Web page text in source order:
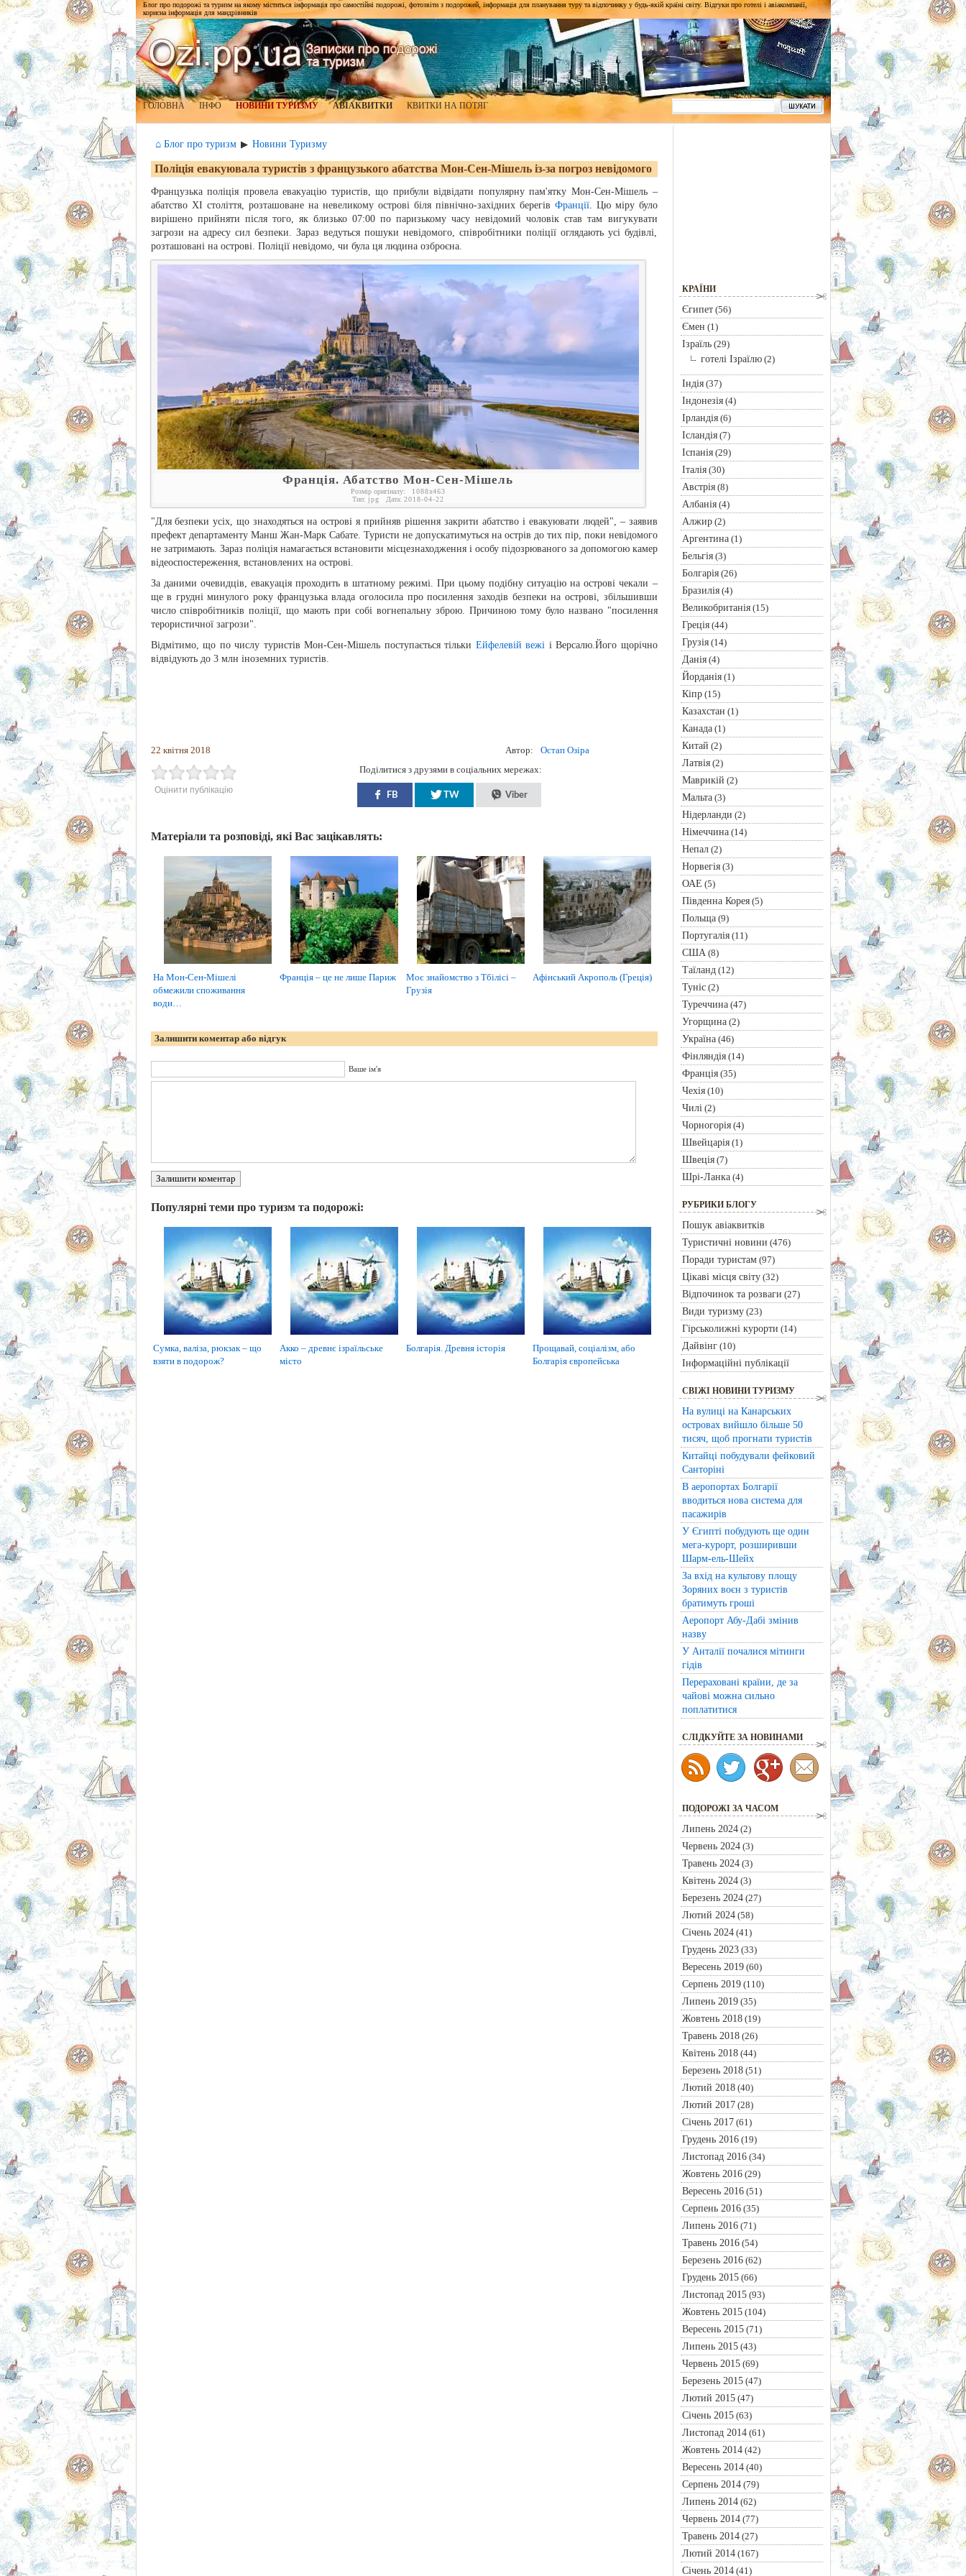
Блог про подорожі та туризм на якому міститься інформація про самостійні подорожі, фотозвіти з подорожей, інформація для планування туру та відпочинку у будь-якій країні світу. Відгуки про готелі і авіакомпанії,
корисна інформація для мандрівників
ГОЛОВНА ІНФО НОВИНИ ТУРИЗМУ АВІАКВИТКИ КВИТКИ НА ПОТЯГ
⌂ Блог про туризм ▶ Новини Туризму
Поліція евакуювала туристів з французького абатства Мон-Сен-Мішель із-за погроз невідомого
Французька поліція провела евакуацію туристів, що прибули відвідати популярну пам'ятку Мон-Сен-Мішель –
абатство XI століття, розташоване на невеликому острові біля північно-західних берегів Франції. Цю міру було
вирішено прийняти після того, як близько 07:00 по паризькому часу невідомий чоловік став там вигукувати
загрози на адресу сил безпеки. Зараз ведуться пошуки невідомого, співробітники поліції оглядають усі будівлі,
розташовані на острові. Поліції невідомо, чи була ця людина озброєна.
Франція. Абатство Мон-Сен-Мішель
Розмір оригіналу: 1088x463
Тип: jpg Дата: 2018-04-22
"Для безпеки усіх, що знаходяться на острові я прийняв рішення закрити абатство і евакуювати людей", – заявив
префект департаменту Манш Жан-Марк Сабате. Туристи не допускатимуться на острів до тих пір, поки невідомого
не затримають. Зараз поліція намагається встановити місцезнаходження і особу підозрюваного за допомогою камер
відеоспостереження, встановлених на острові.
За даними очевидців, евакуація проходить в штатному режимі. При цьому подібну ситуацію на острові чекали –
ще в грудні минулого року французька влада оголосила про посилення заходів безпеки на острові, збільшивши
число співробітників поліції, що мають при собі вогнепальну зброю. Причиною тому було названо "посилення
терористичної загрози".
Відмітимо, що по числу туристів Мон-Сен-Мішель поступається тільки Ейфелевій вежі і Версалю.Його щорічно
відвідують до 3 млн іноземних туристів.
22 квітня 2018 Автор: Остап Озіра
Оцінити публікацію
Поділитися з друзями в соціальних мережах:
FB TW Viber
Матеріали та розповіді, які Вас зацікавлять:
На Мон-Сен-Мішелі
обмежили споживання
води…
Франція – це не лише Париж
Моє знайомство з Тбілісі –
Грузія
Афінський Акрополь (Греція)
Залишити коментар або відгук
Ваше ім'я
Залишити коментар
Популярні теми про туризм та подорожі:
Сумка, валіза, рюкзак – що
взяти в подорож?
Акко – древнє ізраїльське
місто
Болгарія. Древня історія
Прощавай, соціалізм, або
Болгарія європейська
КРАЇНИ
Єгипет(56)
Ємен (1)
Ізраїль(29)
готелі Ізраїлю(2)
Індія(37)
Індонезія(4)
Ірландія(6)
Ісландія(7)
Іспанія(29)
Італія(30)
Австрія(8)
Албанія(4)
Алжир(2)
Аргентина(1)
Бельгія(3)
Болгарія(26)
Бразилія(4)
Великобританія(15)
Греція(44)
Грузія(14)
Данія(4)
Йорданія(1)
Кіпр(15)
Казахстан (1)
Канада(1)
Китай (2)
Латвія(2)
Маврикій (2)
Мальта(3)
Нідерланди (2)
Німеччина(14)
Непал(2)
Норвегія(3)
ОАЕ (5)
Південна Корея(5)
Польща(9)
Португалія(11)
США(8)
Таїланд(12)
Туніс(2)
Туреччина(47)
Угорщина(2)
Україна(46)
Фінляндія(14)
Франція(35)
Чехія(10)
Чилі(2)
Чорногорія(4)
Швейцарія(1)
Швеція(7)
Шрі-Ланка(4)
РУБРИКИ БЛОГУ
Пошук авіаквитків
Туристичні новини (476)
Поради туристам(97)
Цікаві місця світу(32)
Відпочинок та розваги (27)
Види туризму(23)
Гірськолижні курорти (14)
Дайвінг(10)
Інформаційні публікації
СВІЖІ НОВИНИ ТУРИЗМУ
На вулиці на Канарських
островах вийшло більше 50
тисяч, щоб прогнати туристів
Китайці побудували фейковий
Санторіні
В аеропортах Болгарії
вводиться нова система для
пасажирів
У Єгипті побудують ще один
мега-курорт, розширивши
Шарм-ель-Шейх
За вхід на культову площу
Зоряних воєн з туристів
братимуть гроші
Аеропорт Абу-Дабі змінив
назву
У Анталії почалися мітинги
гідів
Перераховані країни, де за
чайові можна сильно
поплатитися
CЛІДКУЙТЕ ЗА НОВИНАМИ
ПОДОРОЖІ ЗА ЧАСОМ
Липень 2024(2)
Червень 2024(3)
Травень 2024(3)
Квітень 2024(3)
Березень 2024(27)
Лютий 2024(58)
Січень 2024(41)
Грудень 2023(33)
Вересень 2019(60)
Серпень 2019(110)
Липень 2019(35)
Жовтень 2018(19)
Травень 2018(26)
Квітень 2018(44)
Березень 2018(51)
Лютий 2018(40)
Лютий 2017(28)
Січень 2017(61)
Грудень 2016(19)
Листопад 2016(34)
Жовтень 2016(29)
Вересень 2016(51)
Серпень 2016(35)
Липень 2016(71)
Травень 2016(54)
Березень 2016(62)
Грудень 2015(66)
Листопад 2015(93)
Жовтень 2015(104)
Вересень 2015(71)
Липень 2015(43)
Червень 2015(69)
Березень 2015(47)
Лютий 2015(47)
Січень 2015(63)
Листопад 2014(61)
Жовтень 2014(42)
Вересень 2014(40)
Серпень 2014(79)
Липень 2014(62)
Червень 2014(77)
Травень 2014(27)
Лютий 2014(167)
Січень 2014(41)